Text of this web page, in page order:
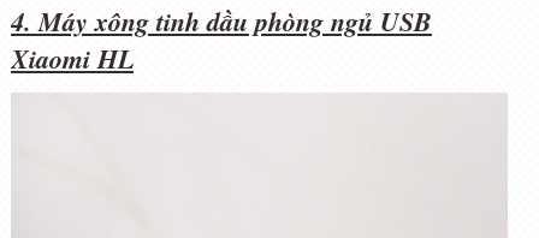
4. Máy xông tinh dầu phòng ngủ USB
Xiaomi HL